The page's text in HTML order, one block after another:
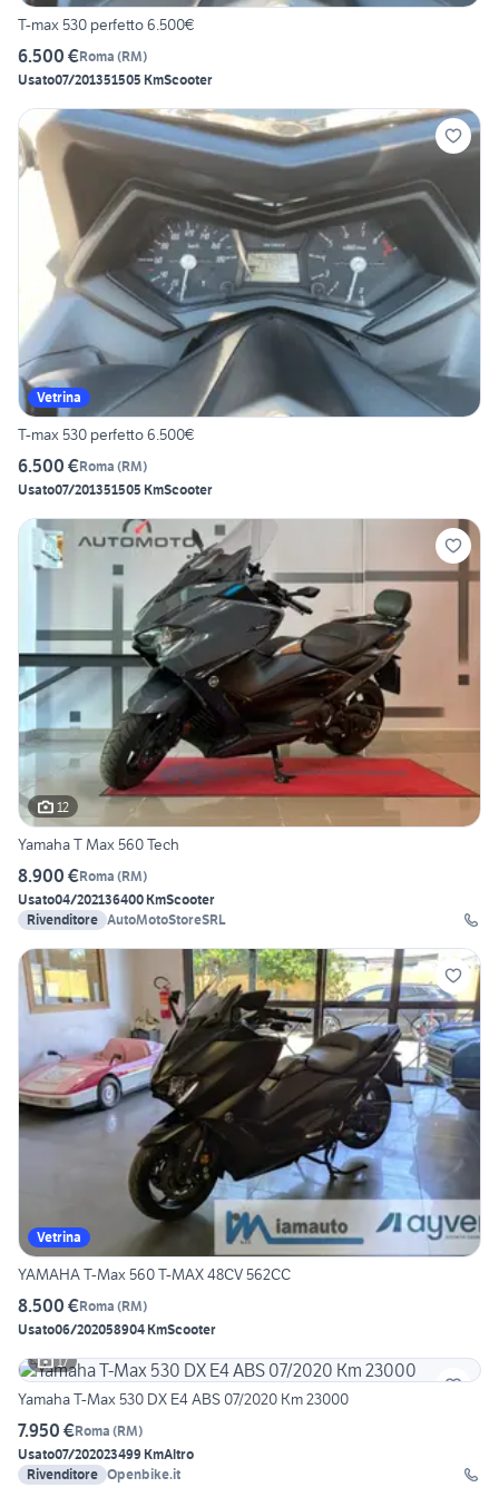
T-max 530 perfetto 6.500€
6.500 €Roma (RM)
Usato07/201351505 KmScooter
Vetrina
T-max 530 perfetto 6.500€
6.500 €Roma (RM)
Usato07/201351505 KmScooter
12
Yamaha T Max 560 Tech
8.900 €Roma (RM)
Usato04/202136400 KmScooter
Rivenditore AutoMotoStoreSRL
Vetrina
YAMAHA T-Max 560 T-MAX 48CV 562CC
8.500 €Roma (RM)
Usato06/202058904 KmScooter
17
Yamaha T-Max 530 DX E4 ABS 07/2020 Km 23000
7.950 €Roma (RM)
Usato07/202023499 KmAltro
Rivenditore Openbike.it